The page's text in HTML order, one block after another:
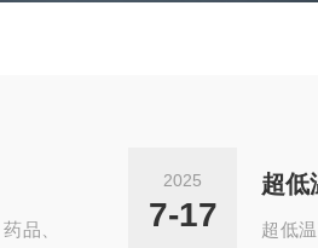
品、
2025
7-17
超低
超低